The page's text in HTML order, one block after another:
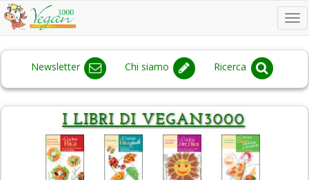
Newsletter Chi siamo Ricerca